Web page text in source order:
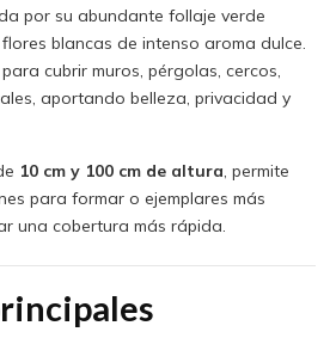
por su abundante follaje verde
blancas de intenso aroma dulce.
cubrir muros, pérgolas, cercos,
aportando belleza, privacidad y
10 cm y 100 cm de altura, permite
para formar o ejemplares más
una cobertura más rápida.